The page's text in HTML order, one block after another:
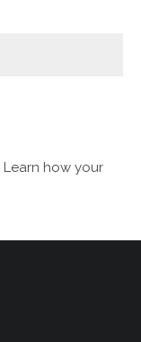
Learn how your